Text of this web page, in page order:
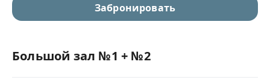
Забронировать
Большой зал №1 + №2